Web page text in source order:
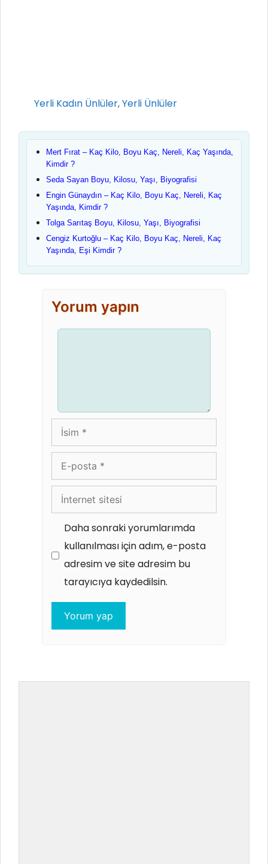
Kategoriler
Yerli Kadın Ünlüler,Yerli Ünlüler
Mert Fırat – Kaç Kilo, Boyu Kaç, Nereli, Kaç Yaşında,
Kimdir ?
Seda Sayan Boyu, Kilosu, Yaşı, Biyografisi
Engin Günaydın – Kaç Kilo, Boyu Kaç, Nereli, Kaç
Yaşında, Kimdir ?
Tolga Sarıtaş Boyu, Kilosu, Yaşı, Biyografisi
Cengiz Kurtoğlu – Kaç Kilo, Boyu Kaç, Nereli, Kaç
Yaşında, Eşi Kimdir ?
Yorum yapın
İsim
posta
İnternet
sitesi
Daha sonraki yorumlarımda
kullanılması için adım, e-posta
adresim ve site adresim bu
tarayıcıya kaydedilsin.